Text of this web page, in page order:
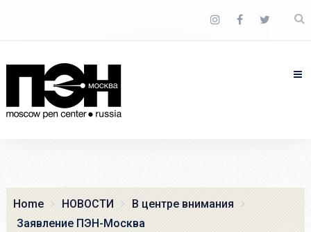
Home НОВОСТИ
В центре внимания
Заявление ПЭН-Москва